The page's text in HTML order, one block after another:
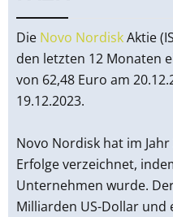
Die Novo NordiskAktie
den letzten 12 Monaten
von 62,48 Euro am
19.12.2023.
Novo Nordisk hat im
Erfolge verzeichnet,
Unternehmen wurde.
Milliarden US-Dollar und